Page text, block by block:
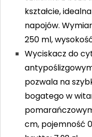
kształcie,
napojów.
250 ml,
Wyciskacz do
pozwala na
bogatego w
cm, pojemność